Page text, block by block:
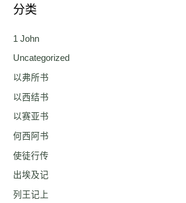
分类
1 John
Uncategorized
以弗所书
以西结书
以赛亚书
何西阿书
使徒行传
出埃及记
列王记上